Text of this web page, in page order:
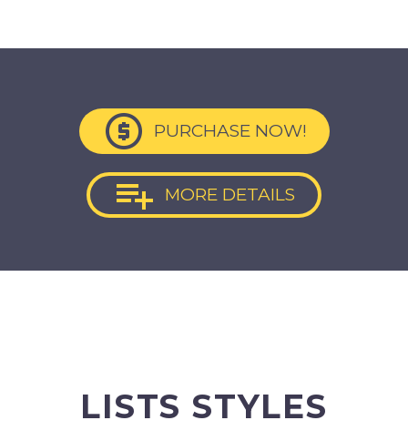
 PURCHASE NOW!
 MORE DETAILS
LISTS STYLES